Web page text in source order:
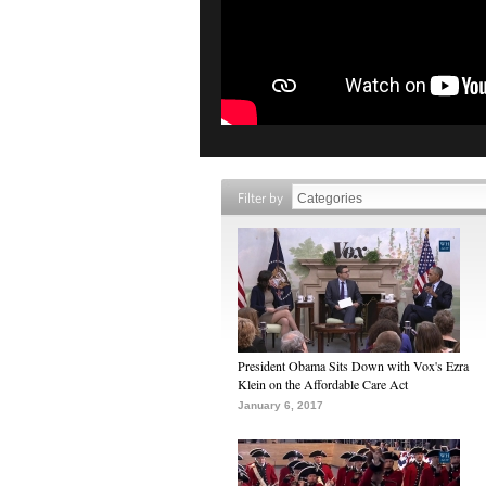
Filter by
President Obama Sits Down with Vox's Ezra
Klein on the Affordable Care Act
January 6, 2017